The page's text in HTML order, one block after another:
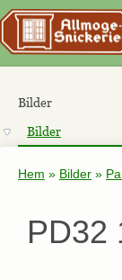
Bilder
Bilder
Hem » Bilder »
PD32